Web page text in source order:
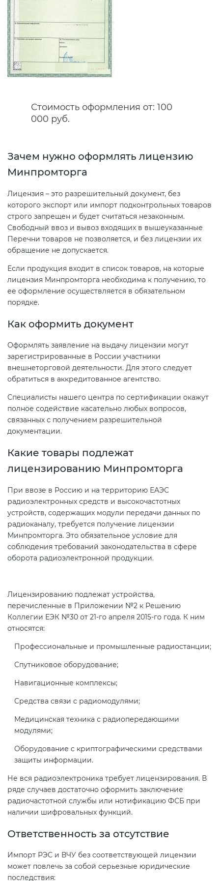
Стоимость оформления от: 100
000 руб.
Зачем нужно оформлять лицензию
Минпромторга
Лицензия – это разрешительный документ, без
которого экспорт или импорт подконтрольных товаров
строго запрещен и будет считаться незаконным.
Свободный ввоз и вывоз входящих в вышеуказанные
Перечни товаров не позволяется, и без лицензии их
обращение не допускается.
Если продукция входит в список товаров, на которые
лицензия Минпромторга необходима к получению, то
ее оформление осуществляется в обязательном
порядке.
Как оформить документ
Оформлять заявление на выдачу лицензии могут
зарегистрированные в России участники
внешнеторговой деятельности. Для этого следует
обратиться в аккредитованное агентство.
Специалисты нашего центра по сертификации окажут
полное содействие касательно любых вопросов,
связанных с получением разрешительной
документации.
Какие товары подлежат
лицензированию Минпромторга
При ввозе в Россию и на территорию ЕАЭС
радиоэлектронных средств и высокочастотных
устройств, содержащих модули передачи данных по
радиоканалу, требуется получение лицензии
Минпромторга. Это обязательное условие для
соблюдения требований законодательства в сфере
оборота радиоэлектронной продукции.
Лицензированию подлежат устройства,
перечисленные в Приложении №2 к Решению
Коллегии ЕЭК №30 от 21-го апреля 2015-го года. К ним
относятся:
Профессиональные и промышленные радиостанции;
Спутниковое оборудование;
Навигационные комплексы;
Средства связи с радиомодулями;
Медицинская техника с радиопередающими
модулями;
Оборудование с криптографическими средствами
защиты информации.
Не вся радиоэлектроника требует лицензирования. В
ряде случаев достаточно оформить заключение
радиочастотной службы или нотификацию ФСБ при
наличии шифровальных функций.
Ответственность за отсутствие
Импорт РЭС и ВЧУ без соответствующей лицензии
может повлечь за собой серьезные юридические
последствия:
Сертификация спортивных
товаров
Сертификация электротехники
БАДы
Декларация ТР ТС
Декларирование косметики (ТР
ТС 009)
по схеме 5Д (ТР ТС 010)
Декларирование алкогольной
Декларирование
электромагнитной
совместимости (ТР ТС 020)
Сертификация детских товаров
(ТР ТС 007)
промышленности (ТР ТС 017)
Сертификация промышленного
оборудования (ТР ТС 010)
индивидуальной защиты (ТР ТС
регламенты